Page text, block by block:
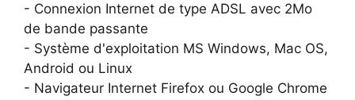
- Connexion Internet de type ADSL avec 2Mo
de bande passante
- Système d'exploitation MS Windows, Mac OS,
Android ou Linux
- Navigateur Internet Firefox ou Google Chrome